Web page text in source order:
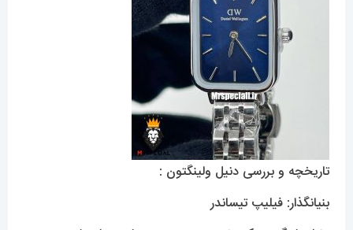
تاریخچه و بررسی دنیل ولینگتون :
بنیانگذار: فیلیپ تیساندر